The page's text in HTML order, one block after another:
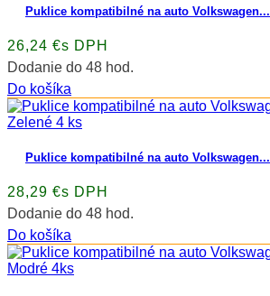
Puklice kompatibilné na auto Volkswagen...
26,24 €s DPH
Dodanie do 48 hod.
Do košíka
Puklice kompatibilné na auto Volkswagen...
28,29 €s DPH
Dodanie do 48 hod.
Do košíka